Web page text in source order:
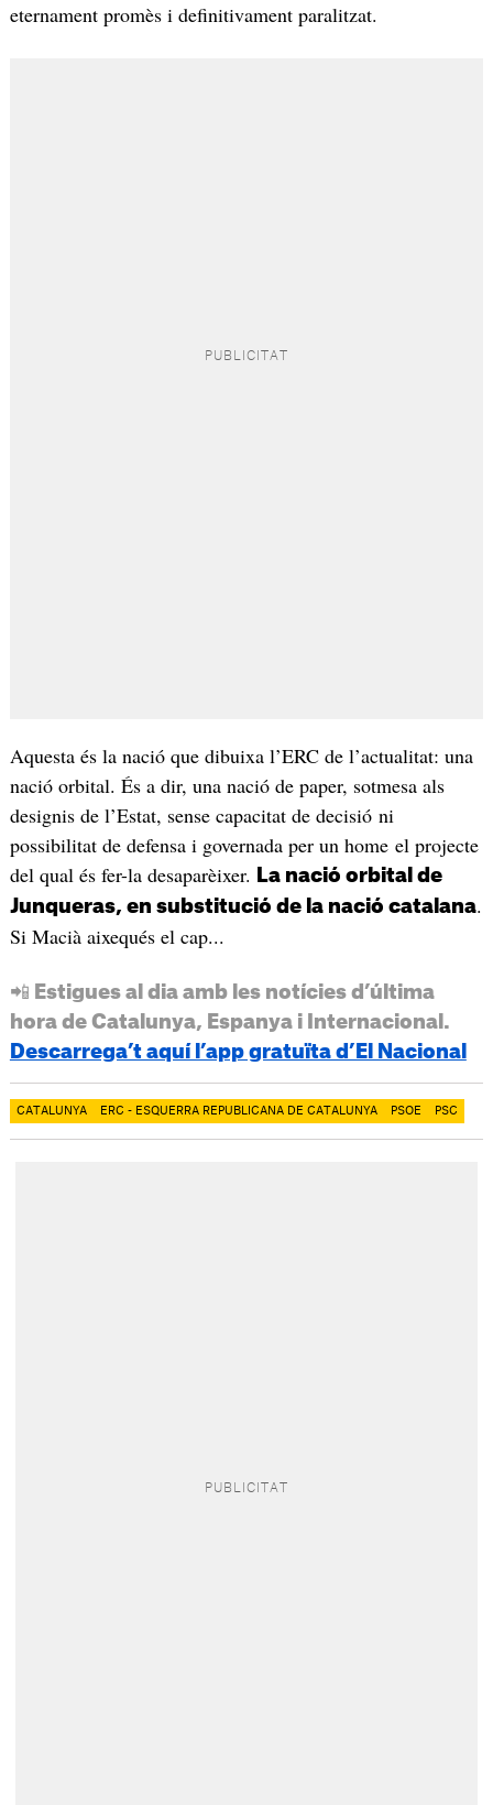
eternament promès i definitivament paralitzat.
Aquesta és la nació que dibuixa l’ERC de l’actualitat: una
nació orbital. És a dir, una nació de paper, sotmesa als
designis de l’Estat, sense capacitat de decisió ni
possibilitat de defensa i governada per un home el projecte
del qual és fer-la desaparèixer.
La nació orbital de
Junqueras, en substitució de la nació catalana.
Si Macià aixequés el cap...
📲 Estigues al dia amb les notícies d’última
hora de Catalunya, Espanya i Internacional.
Descarrega’t aquí l’app gratuïta d’El Nacional
CATALUNYA ERC - ESQUERRA REPUBLICANA DE CATALUNYA PSOE PSC